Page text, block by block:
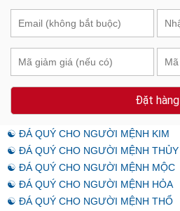
Đặt hàng
☯ ĐÁ QUÝ CHO NGƯỜI MỆNH KIM
☯ ĐÁ QUÝ CHO NGƯỜI MỆNH THỦY
☯ ĐÁ QUÝ CHO NGƯỜI MỆNH MỘC
☯ ĐÁ QUÝ CHO NGƯỜI MỆNH HỎA
☯ ĐÁ QUÝ CHO NGƯỜI MỆNH THỔ